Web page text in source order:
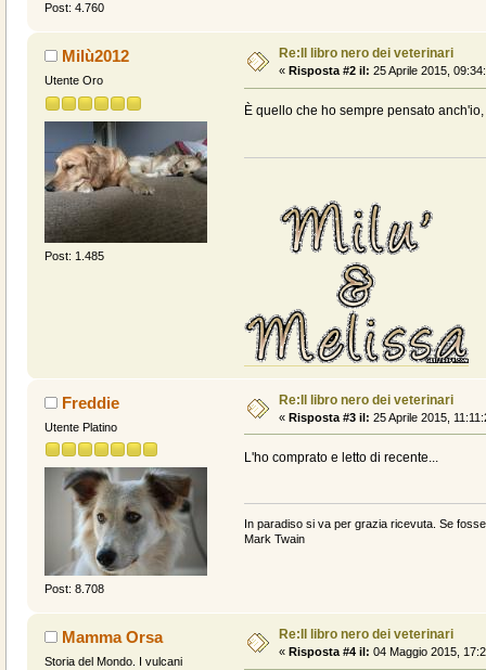
Post: 4.760
Milù2012
Utente Oro
Post: 1.485
Re:Il libro nero dei veterinari
« Risposta #2 il: 25 Aprile 2015,
È quello che ho sempre pensato
Freddie
Utente Platino
Post: 8.708
Re:Il libro nero dei veterinari
« Risposta #3 il: 25 Aprile 2015,
L'ho comprato e letto di recente...
In paradiso si va per grazia ricevuta. Se
Mark Twain
Mamma Orsa
Storia del Mondo. I vulcani
Re:Il libro nero dei veterinari
« Risposta #4 il: 04 Maggio 2015,